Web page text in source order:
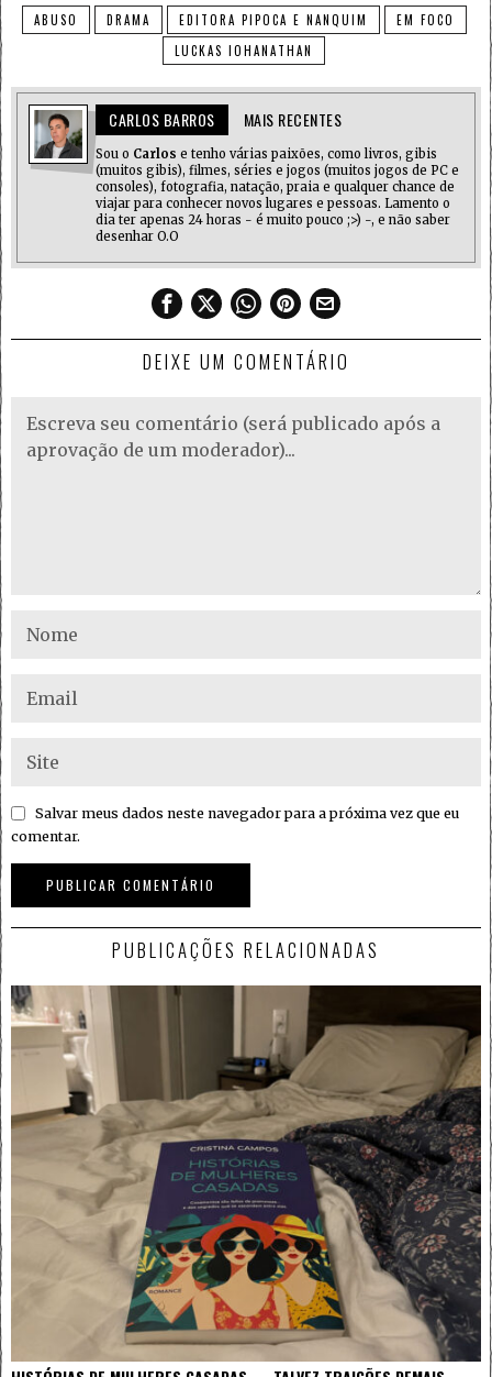
ABUSO DRAMA EDITORA PIPOCA E NANQUIM
EM FOCO
LUCKAS IOHANATHAN
CARLOS BARROS MAIS RECENTES
Sou o Carlos e tenho várias paixões, como livros, gibis
(muitos gibis), filmes, séries e jogos (muitos jogos de PC e
consoles), fotografia, natação, praia e qualquer chance de
viajar para conhecer novos lugares e pessoas. Lamento o
dia ter apenas 24 horas - é muito pouco ;>) -, e não saber
desenhar O.O
DEIXE UM COMENTÁRIO
Salvar meus dados neste navegador para a próxima vez que eu
comentar.
PUBLICAÇÕES RELACIONADAS